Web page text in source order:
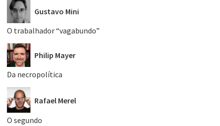
Gustavo Mini
O trabalhador “vagabundo”
Philip Mayer
Da necropolítica
Rafael Merel
O segundo